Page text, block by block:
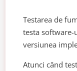
Testarea de
testa software-
versiunea
Atunci când